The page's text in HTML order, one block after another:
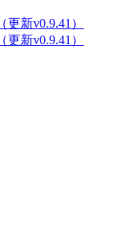
新v0.9.41）
新v0.9.41）